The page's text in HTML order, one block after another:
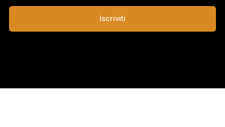
Iscriviti